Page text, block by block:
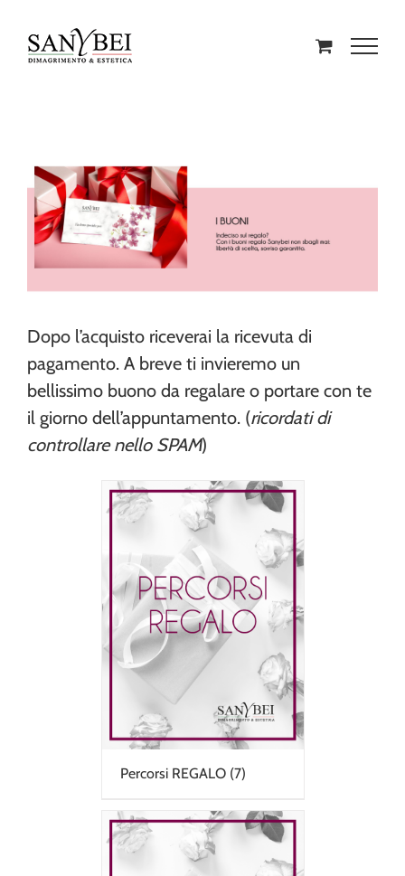
Dopo l’acquisto riceverai la ricevuta di
pagamento. A breve ti invieremo un
bellissimo buono da regalare o portare con te
il giorno dell’appuntamento. (ricordati di
controllare nello SPAM)
Percorsi REGALO (7)